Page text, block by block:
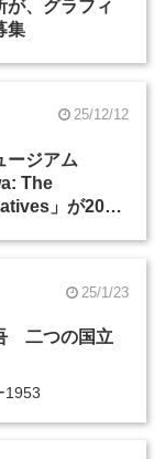
が、グラフィ
集
25/12/12
ージアム
The
」が2026
25/1/23
二つの国立
1953